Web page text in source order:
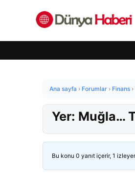
Ana sayfa › Forumlar › Finans ›
Yer: Muğla…
Bu konu 0 yanıt içerir, 1